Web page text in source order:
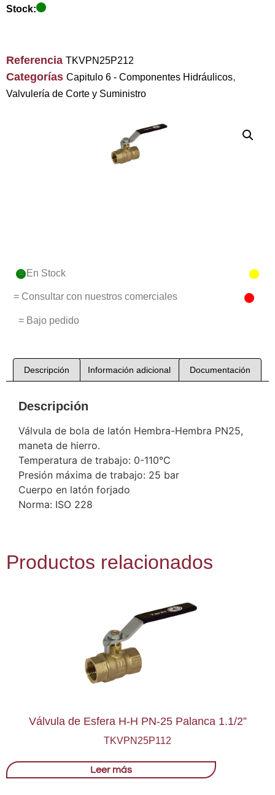
Stock:
Referencia TKVPN25P212
Categorías Capitulo 6 - Componentes Hidráulicos,
Valvulería de Corte y Suministro
= En Stock
= Consultar con nuestros comerciales
= Bajo pedido
Descripción Información adicional Documentación
Descripción
Válvula de bola de latón Hembra-Hembra PN25,
maneta de hierro.
Temperatura de trabajo: 0-110°C
Presión máxima de trabajo: 25 bar
Cuerpo en latón forjado
Norma: ISO 228
Productos relacionados
Válvula de Esfera H-H PN-25 Palanca 1.1/2”
TKVPN25P112
Leer más